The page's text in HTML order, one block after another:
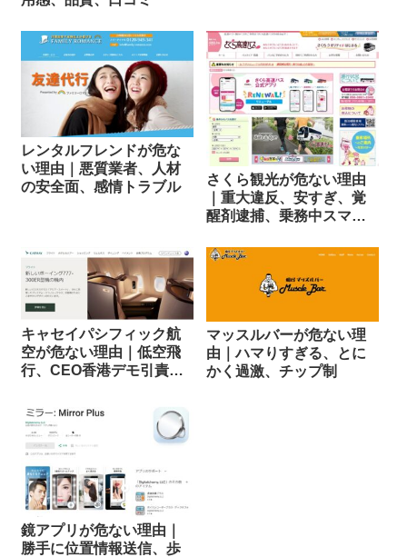
レンタルフレンドが危な
い理由｜悪質業者、人材
の安全面、感情トラブル
さくら観光が危ない理由
｜重大違反、安すぎ、覚
醒剤逮捕、乗務中スマホ
キャセイパシフィック航
空が危ない理由｜低空飛
行、CEO香港デモ引責辞
マッスルバーが危ない理
由｜ハマりすぎる、とに
かく過激、チップ制
鏡アプリが危ない理由｜
勝手に位置情報送信、歩